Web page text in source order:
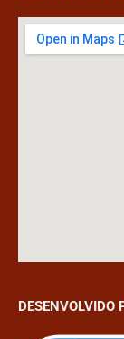
DESENVOLVIDO